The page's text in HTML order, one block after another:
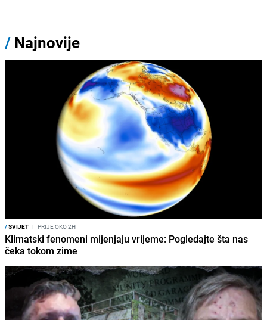
/ Najnovije
/SVIJET I PRIJE OKO 2H
Klimatski fenomeni mijenjaju vrijeme: Pogledajte šta nas
čeka tokom zime